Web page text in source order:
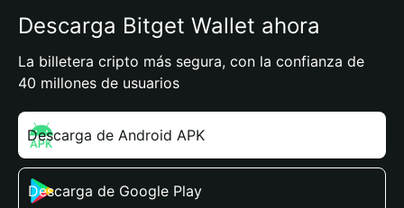
Descarga Bitget Wallet ahora
La billetera cripto más segura, con la confianza de
40 millones de usuarios
Descarga de Android APK
Descarga de Google Play